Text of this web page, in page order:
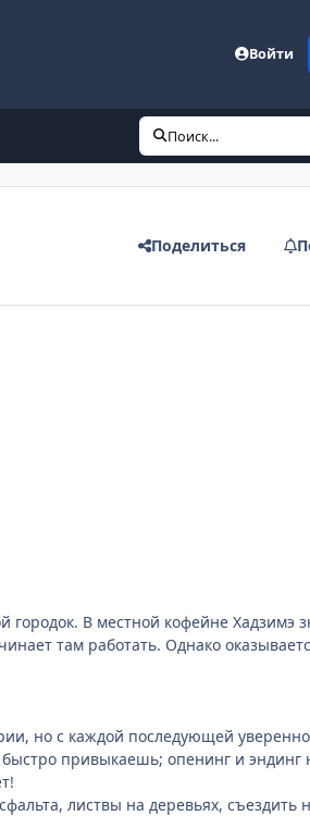
Войти
Поиск...
Поделиться
городок. В местной кофейне Хадзимэ
там работать. Однако
но с каждой последующей
привыкаешь; опенинг и эндинг
листвы на деревьях, съездить